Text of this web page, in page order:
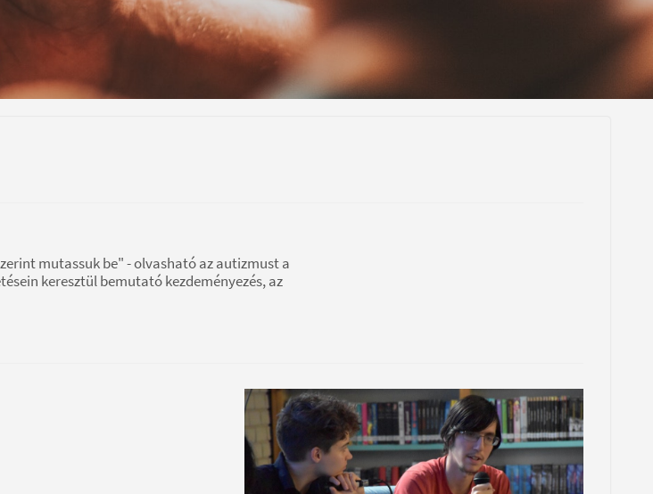
mutassuk be" - olvasható az autizmust a
keresztül bemutató kezdeményezés, az